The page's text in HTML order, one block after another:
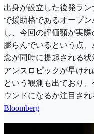
出身が設立した後発ラ
で援助格であるオープ
し、今回の評価額が実
膨らんでいるという点
念が同時に提起される
アンスロピックが早け
という観測も出ており
ウンドになるか注目され
Bloomberg